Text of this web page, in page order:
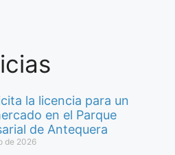
la licencia para un
en el Parque
de Antequera
de 2026